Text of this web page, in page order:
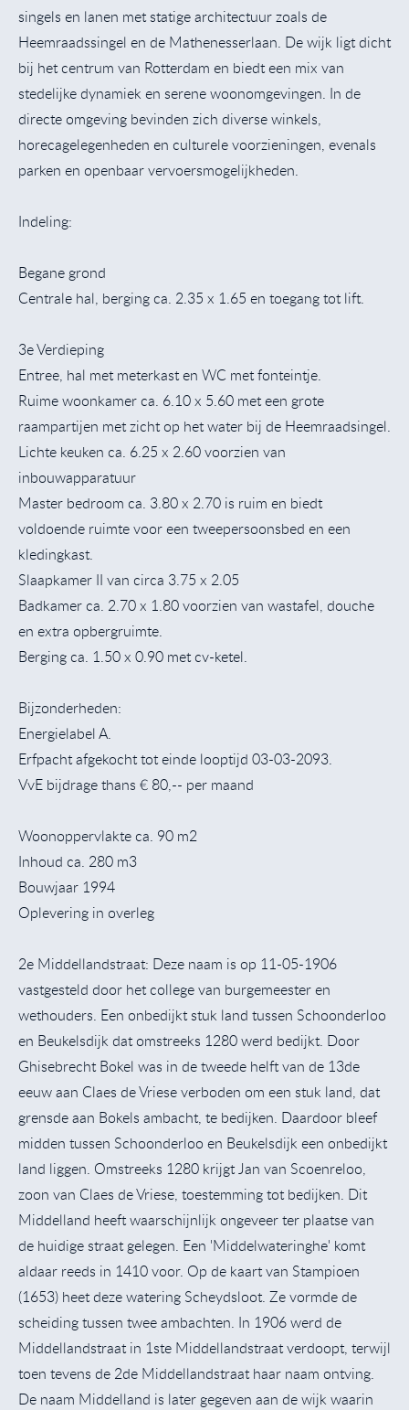
singels en lanen met statige architectuur zoals de
Heemraadssingel en de Mathenesserlaan. De wijk ligt dicht
bij het centrum van Rotterdam en biedt een mix van
stedelijke dynamiek en serene woonomgevingen. In de
directe omgeving bevinden zich diverse winkels,
horecagelegenheden en culturele voorzieningen, evenals
parken en openbaar vervoersmogelijkheden.
Indeling:
Begane grond
Centrale hal, berging ca. 2.35 x 1.65 en toegang tot lift.
3e Verdieping
Entree, hal met meterkast en WC met fonteintje.
Ruime woonkamer ca. 6.10 x 5.60 met een grote
raampartijen met zicht op het water bij de Heemraadsingel.
Lichte keuken ca. 6.25 x 2.60 voorzien van
inbouwapparatuur
Master bedroom ca. 3.80 x 2.70 is ruim en biedt
voldoende ruimte voor een tweepersoonsbed en een
kledingkast.
Slaapkamer II van circa 3.75 x 2.05
Badkamer ca. 2.70 x 1.80 voorzien van wastafel, douche
en extra opbergruimte.
Berging ca. 1.50 x 0.90 met cv-ketel.
Bijzonderheden:
Energielabel A.
Erfpacht afgekocht tot einde looptijd 03-03-2093.
VvE bijdrage thans € 80,-- per maand
Woonoppervlakte ca. 90 m2
Inhoud ca. 280 m3
Bouwjaar 1994
Oplevering in overleg
2e Middellandstraat: Deze naam is op 11-05-1906
vastgesteld door het college van burgemeester en
wethouders. Een onbedijkt stuk land tussen Schoonderloo
en Beukelsdijk dat omstreeks 1280 werd bedijkt. Door
Ghisebrecht Bokel was in de tweede helft van de 13de
eeuw aan Claes de Vriese verboden om een stuk land, dat
grensde aan Bokels ambacht, te bedijken. Daardoor bleef
midden tussen Schoonderloo en Beukelsdijk een onbedijkt
land liggen. Omstreeks 1280 krijgt Jan van Scoenreloo,
zoon van Claes de Vriese, toestemming tot bedijken. Dit
Middelland heeft waarschijnlijk ongeveer ter plaatse van
de huidige straat gelegen. Een 'Middelwateringhe' komt
aldaar reeds in 1410 voor. Op de kaart van Stampioen
(1653) heet deze watering Scheydsloot. Ze vormde de
scheiding tussen twee ambachten. In 1906 werd de
Middellandstraat in 1ste Middellandstraat verdoopt, terwijl
toen tevens de 2de Middellandstraat haar naam ontving.
De naam Middelland is later gegeven aan de wijk waarin